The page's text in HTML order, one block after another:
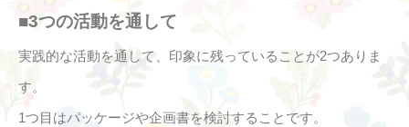
■3つの活動を通して
実践的な活動を通して、印象に残っていることが2つありま
す。
1つ目はパッケージや企画書を検討することです。